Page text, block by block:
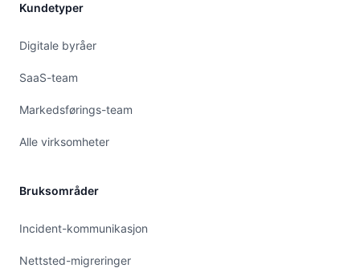
Kundetyper
Digitale byråer
SaaS-team
Markedsførings-team
Alle virksomheter
Bruksområder
Incident-kommunikasjon
Nettsted-migreringer